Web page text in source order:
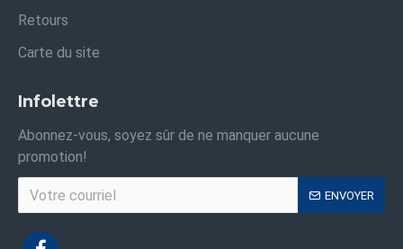
Retours
Carte du site
Infolettre
Abonnez-vous, soyez sûr de ne manquer aucune
promotion!
ENVOYER